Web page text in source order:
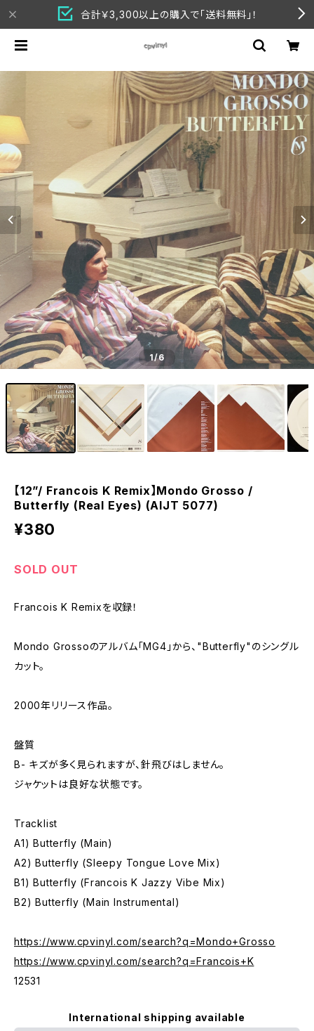
合計￥3,300以上の購入で「送料無料」！
1/6
【12”/ Francois K Remix】Mondo Grosso /
Butterfly (Real Eyes) (AIJT 5077)
¥380
SOLD OUT
Francois K Remixを収録！
Mondo Grossoのアルバム「MG4」から、"Butterfly"のシングル
カット。
2000年リリース作品。
盤質
B- キズが多く見られますが、針飛びはしません。
ジャケットは良好な状態です。
Tracklist
A1) Butterfly (Main)
A2) Butterfly (Sleepy Tongue Love Mix)
B1) Butterfly (Francois K Jazzy Vibe Mix)
B2) Butterfly (Main Instrumental)
https://www.cpvinyl.com/search?q=Mondo+Grosso
https://www.cpvinyl.com/search?q=Francois+K
12531
International shipping available